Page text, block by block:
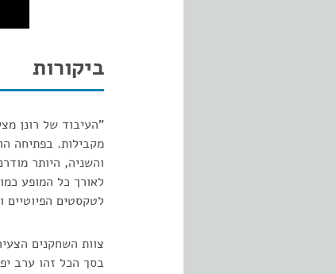
ביקורות
"העיבוד של רונן
מקבילות. בפתיחה
והשניה, היותר
לאורך כל המופע
לטקסטים הפיוטיים
צוות השחקנים
בסך הכל זהו ערב